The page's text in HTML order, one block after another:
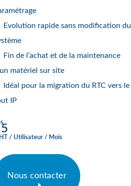
Evolution rapide sans modification du
Fin de l’achat et de la maintenance
matériel sur site
Idéal pour la migration du RTC vers le
IP
/ Utilisateur / Mois
Nous contacter